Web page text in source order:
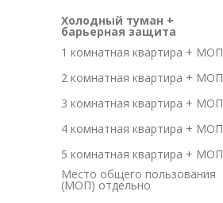
Холодный туман +
барьерная защита
1 комнатная квартира + МОП
2 комнатная квартира + МОП
3 комнатная квартира + МОП
4 комнатная квартира + МОП
5 комнатная квартира + МОП
Место общего пользования
(МОП) отдельно